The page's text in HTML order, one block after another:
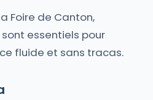
Foire de Canton,
essentiels pour
fluide et sans tracas.